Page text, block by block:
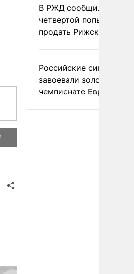
В РЖД сообщили о
четвертой попытке
продать Рижский
Российские
завоевали золото на
чемпионате Европы